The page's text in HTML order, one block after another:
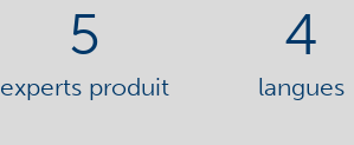
5
experts produit
4
langues